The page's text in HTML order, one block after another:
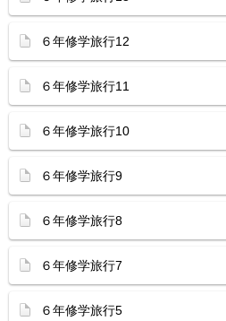
６年修学旅行12
６年修学旅行11
６年修学旅行10
６年修学旅行9
６年修学旅行8
６年修学旅行7
６年修学旅行5